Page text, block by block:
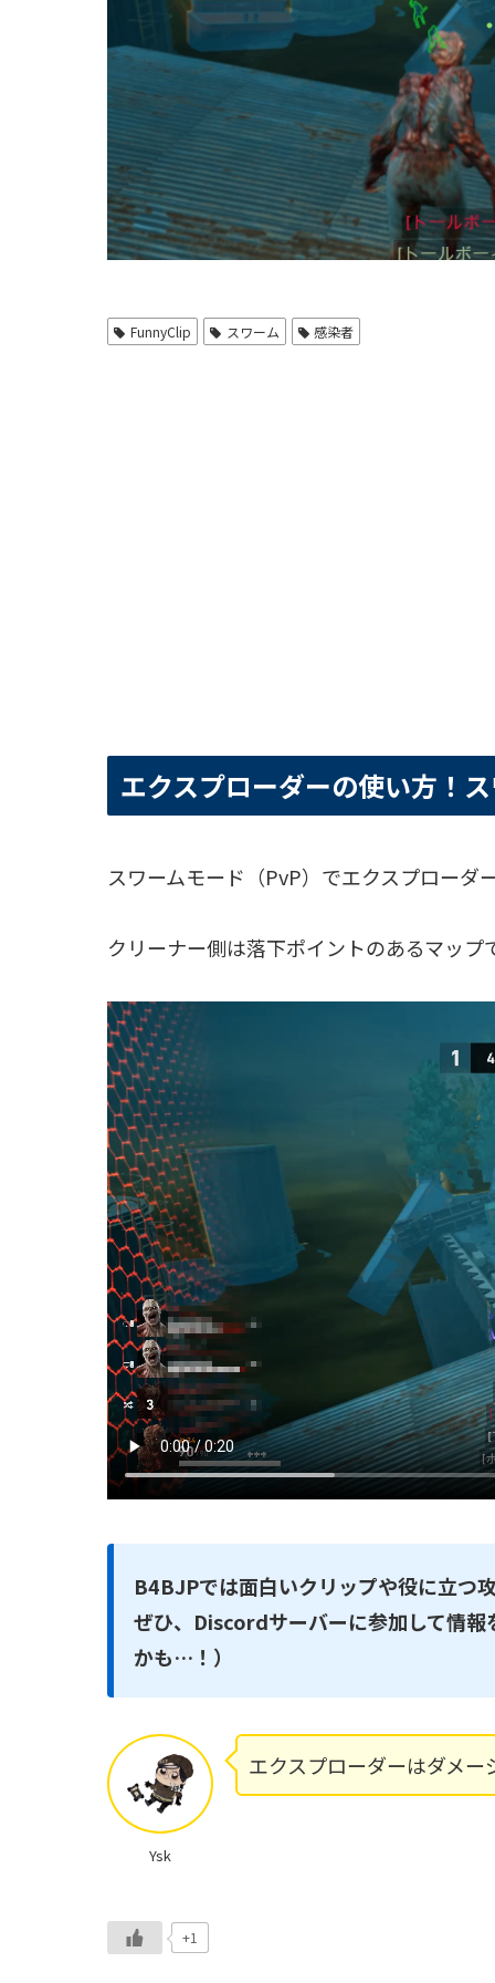
FunnyClip スワーム 感染者
エクスプローダーの使い方！
スワームモード（PvP）でエクスプローダ
クリーナー側は落下ポイントのあるマッ
B4BJPでは面白いクリップや役に立つ
ぜひ、Discordサーバーに参加して情報
かも…！）
Ysk
エクスプローダーはダメ
+1